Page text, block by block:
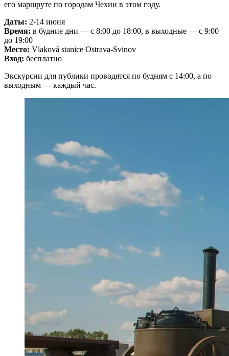
его маршруте по городам Чехии в этом году.
Даты: 2-14 июня
Время: в будние дни — с 8:00 до 18:00, в выходные — с 9:00
до 19:00
Место: Vlaková stanice Ostrava-Svinov
Вход: бесплатно
Экскурсии для публики проводятся по будням с 14:00, а по
выходным — каждый час.